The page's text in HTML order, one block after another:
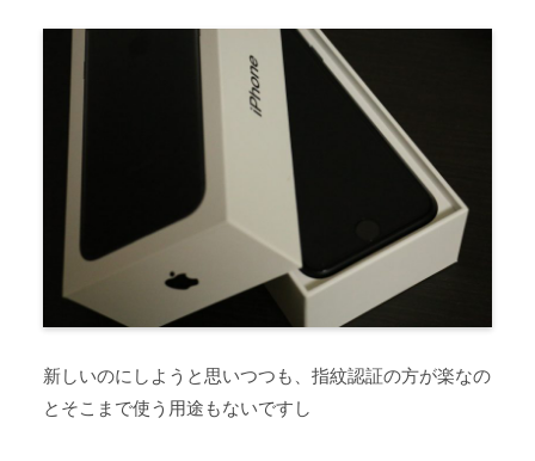
新しいのにしようと思いつつも、指紋認証の方が楽なの
とそこまで使う用途もないですし